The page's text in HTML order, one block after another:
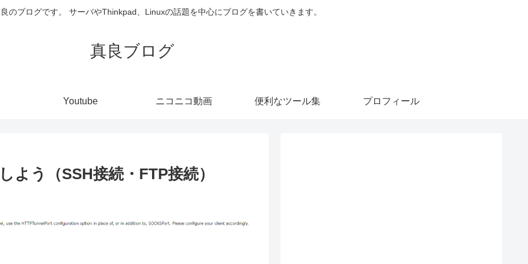
のブログです。 サーバやThinkpad、Linuxの話題を中心にブログを書いていきます。
真良ブログ
Youtube ニコニコ動画 便利なツール集 プロフィール
よう（SSH接続・FTP接続）